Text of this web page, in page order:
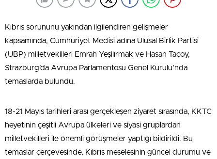
Kıbrıs sorununu yakından ilgilendiren gelişmeler
kapsamında, Cumhuriyet Meclisi adına Ulusal Birlik Partisi
(UBP) milletvekilleri Emrah Yeşilırmak ve Hasan Taçoy,
Strazburg’da Avrupa Parlamentosu Genel Kurulu’nda
temaslarda bulundu.
18-21 Mayıs tarihleri arası gerçekleşen ziyaret sırasında, KKTC
heyetinin çeşitli Avrupa ülkeleri ve siyasi gruplardan
milletvekilleri ile önemli görüşmeler yaptığı bildirildi. Bu
temaslar çerçevesinde, Kıbrıs meselesinin güncel durumu ve